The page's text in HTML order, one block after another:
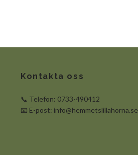
Kontakta oss
📞 Telefon: 0733-490412
📧 E-post: info@hemmetslillahorna.se